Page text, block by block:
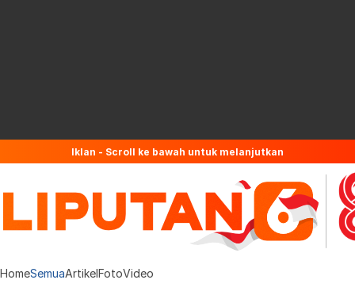
Iklan - Scroll ke bawah untuk melanjutkan
HomeSemuaArtikelFotoVideo